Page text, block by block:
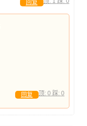
回复
顶: 0 踩: 0
回复